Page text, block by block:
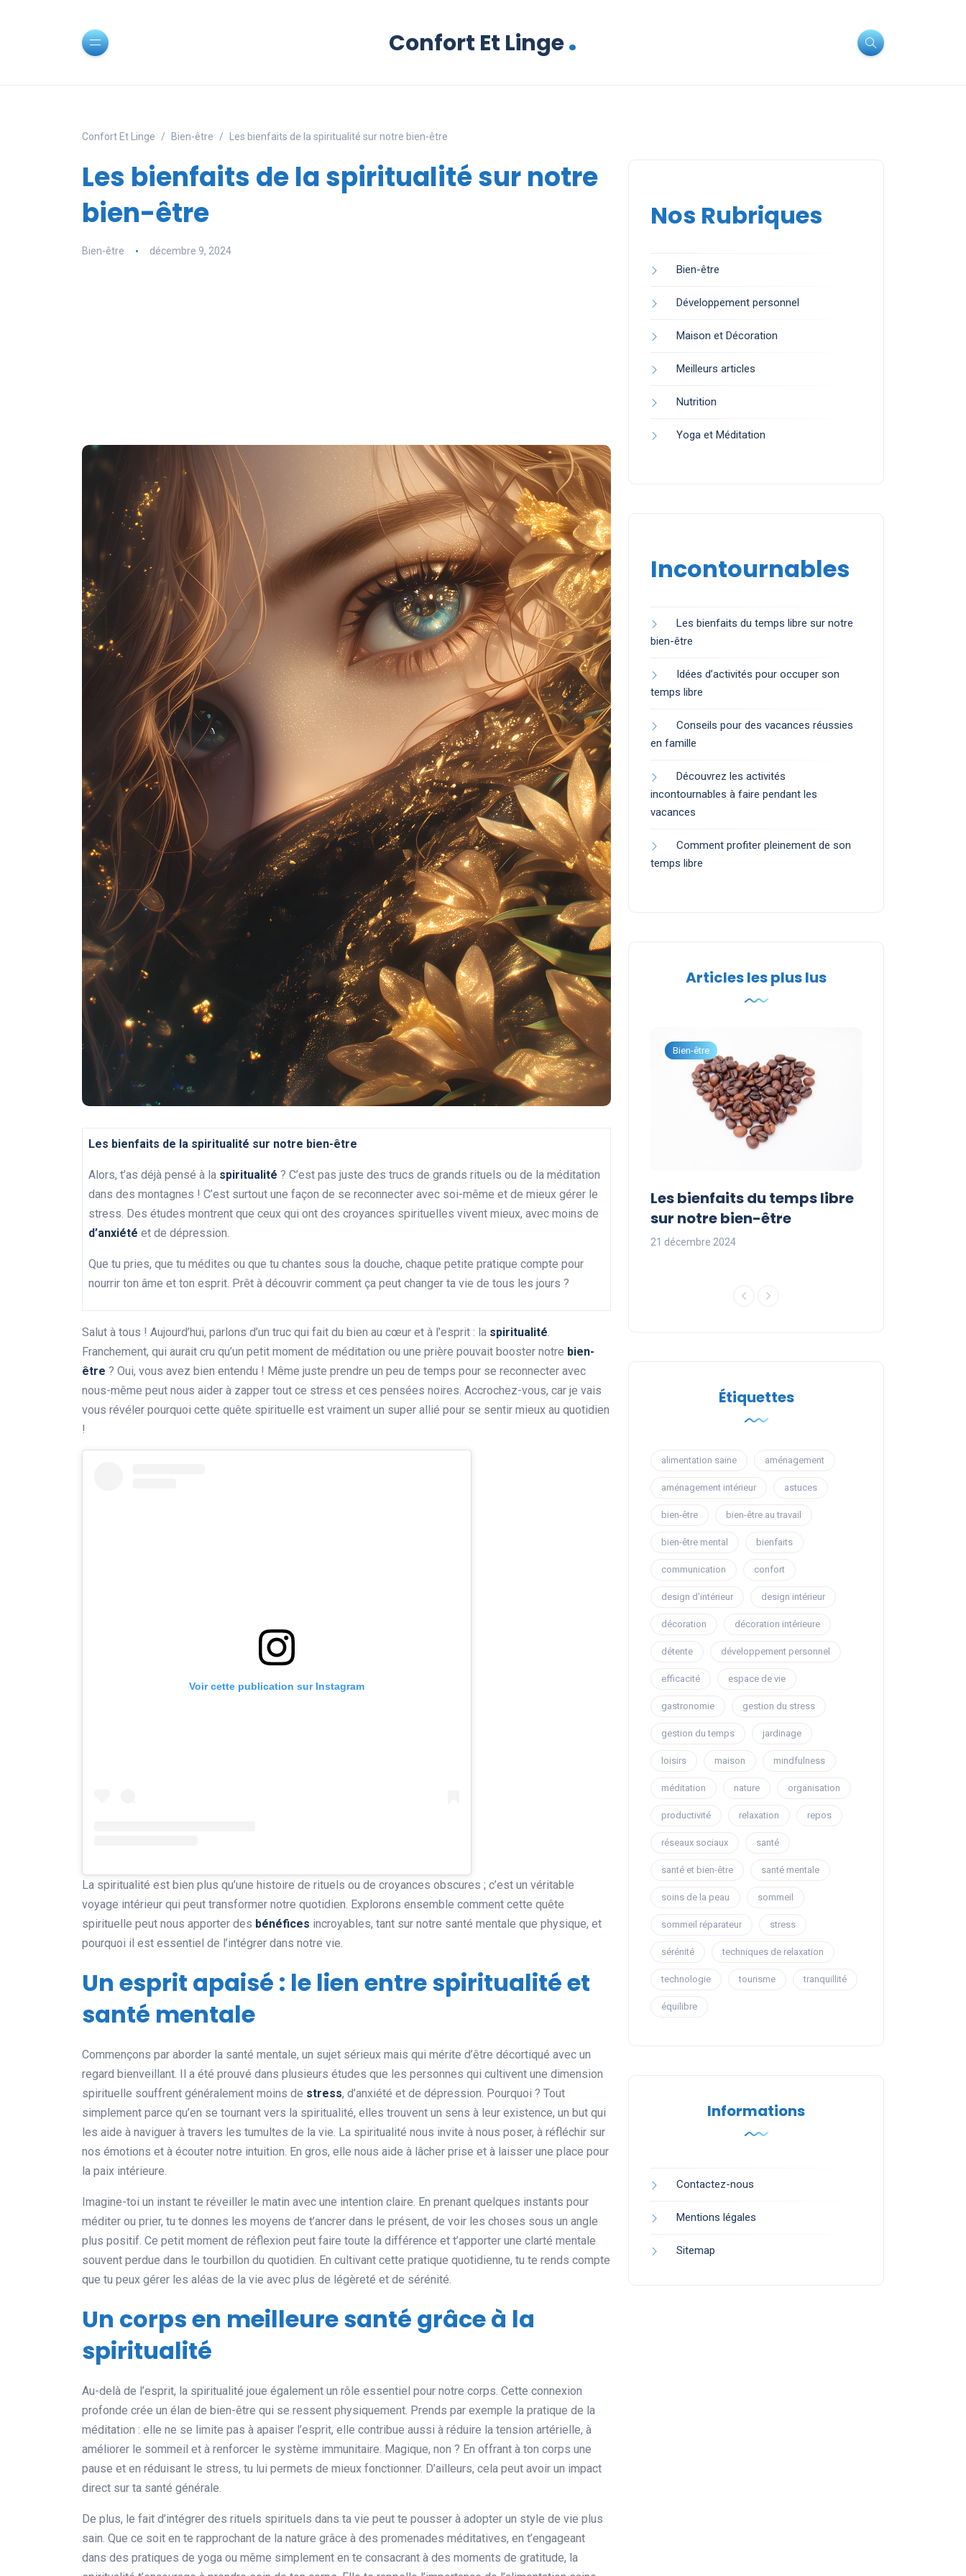
Confort Et Linge.
Confort Et Linge Bien-être Les bienfaits de la spiritualité sur notre bien-être
Les bienfaits de la spiritualité sur notre
bien-être
Bien-être décembre 9, 2024
Les bienfaits de la spiritualité sur notre bien-être
Alors, t’as déjà pensé à la spiritualité ? C’est pas juste des trucs de grands rituels ou de la méditation
dans des montagnes ! C’est surtout une façon de se reconnecter avec soi-même et de mieux gérer le
stress. Des études montrent que ceux qui ont des croyances spirituelles vivent mieux, avec moins de
d’anxiété et de dépression.
Que tu pries, que tu médites ou que tu chantes sous la douche, chaque petite pratique compte pour
nourrir ton âme et ton esprit. Prêt à découvrir comment ça peut changer ta vie de tous les jours ?
Salut à tous ! Aujourd’hui, parlons d’un truc qui fait du bien au cœur et à l’esprit : la spiritualité.
Franchement, qui aurait cru qu’un petit moment de méditation ou une prière pouvait booster notre bien-
être ? Oui, vous avez bien entendu ! Même juste prendre un peu de temps pour se reconnecter avec
nous-même peut nous aider à zapper tout ce stress et ces pensées noires. Accrochez-vous, car je vais
vous révéler pourquoi cette quête spirituelle est vraiment un super allié pour se sentir mieux au quotidien
!
Voir cette publication sur Instagram
La spiritualité est bien plus qu’une histoire de rituels ou de croyances obscures ; c’est un véritable
voyage intérieur qui peut transformer notre quotidien. Explorons ensemble comment cette quête
spirituelle peut nous apporter des bénéfices incroyables, tant sur notre santé mentale que physique, et
pourquoi il est essentiel de l’intégrer dans notre vie.
Un esprit apaisé : le lien entre spiritualité et
santé mentale
Commençons par aborder la santé mentale, un sujet sérieux mais qui mérite d’être décortiqué avec un
regard bienveillant. Il a été prouvé dans plusieurs études que les personnes qui cultivent une dimension
spirituelle souffrent généralement moins de stress, d’anxiété et de dépression. Pourquoi ? Tout
simplement parce qu’en se tournant vers la spiritualité, elles trouvent un sens à leur existence, un but qui
les aide à naviguer à travers les tumultes de la vie. La spiritualité nous invite à nous poser, à réfléchir sur
nos émotions et à écouter notre intuition. En gros, elle nous aide à lâcher prise et à laisser une place pour
la paix intérieure.
Imagine-toi un instant te réveiller le matin avec une intention claire. En prenant quelques instants pour
méditer ou prier, tu te donnes les moyens de t’ancrer dans le présent, de voir les choses sous un angle
plus positif. Ce petit moment de réflexion peut faire toute la différence et t’apporter une clarté mentale
souvent perdue dans le tourbillon du quotidien. En cultivant cette pratique quotidienne, tu te rends compte
que tu peux gérer les aléas de la vie avec plus de légèreté et de sérénité.
Un corps en meilleure santé grâce à la
spiritualité
Au-delà de l’esprit, la spiritualité joue également un rôle essentiel pour notre corps. Cette connexion
profonde crée un élan de bien-être qui se ressent physiquement. Prends par exemple la pratique de la
méditation : elle ne se limite pas à apaiser l’esprit, elle contribue aussi à réduire la tension artérielle, à
améliorer le sommeil et à renforcer le système immunitaire. Magique, non ? En offrant à ton corps une
pause et en réduisant le stress, tu lui permets de mieux fonctionner. D’ailleurs, cela peut avoir un impact
direct sur ta santé générale.
De plus, le fait d’intégrer des rituels spirituels dans ta vie peut te pousser à adopter un style de vie plus
sain. Que ce soit en te rapprochant de la nature grâce à des promenades méditatives, en t’engageant
dans des pratiques de yoga ou même simplement en te consacrant à des moments de gratitude, la
Nos Rubriques
Bien-être
Développement personnel
Maison et Décoration
Meilleurs articles
Nutrition
Yoga et Méditation
Incontournables
Les bienfaits du temps libre sur notre
bien-être
Idées d’activités pour occuper son
temps libre
Conseils pour des vacances réussies
en famille
Découvrez les activités
incontournables à faire pendant les
vacances
Comment profiter pleinement de son
temps libre
Articles les plus lus
Développement personnel
Découvrez les activités
incontournables à faire
21 décembre 2024
Bien-être
Les bienfaits du temps libre
sur notre bien-être
21 décembre 2024
Étiquettes
alimentation saine aménagement
aménagement intérieur astuces
bien-être bien-être au travail
bien-être mental bienfaits
communication confort
design d'intérieur design intérieur
décoration décoration intérieure
détente développement personnel
efficacité espace de vie
gastronomie gestion du stress
gestion du temps jardinage
loisirs maison mindfulness
méditation nature organisation
productivité relaxation repos
réseaux sociaux santé
santé et bien-être santé mentale
soins de la peau sommeil
sommeil réparateur stress
sérénité techniques de relaxation
technologie tourisme tranquillité
équilibre
Informations
Contactez-nous
Mentions légales
Sitemap